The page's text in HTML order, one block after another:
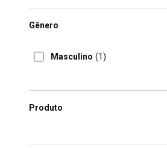
Gênero
Masculino (1)
Produto